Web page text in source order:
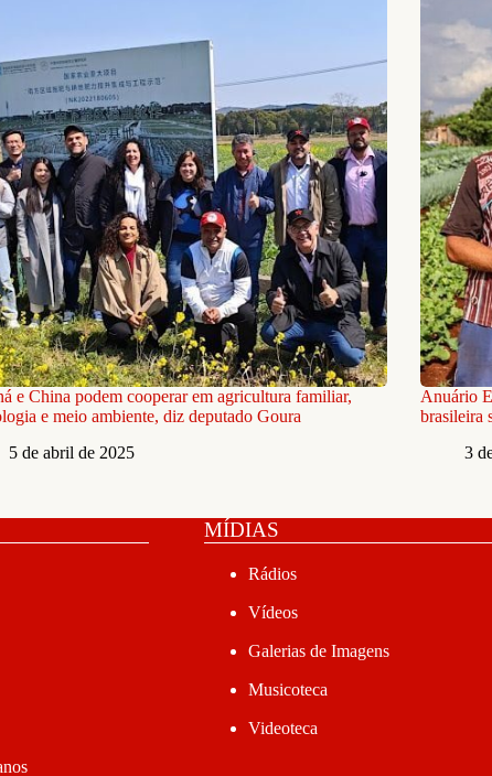
e China podem cooperar em agricultura familiar,
e meio ambiente, diz deputado Goura
5 de abril de 2025
Anuário
brasileira
3
MÍDIAS
Rádios
Vídeos
Galerias de Imagens
Musicoteca
Videoteca